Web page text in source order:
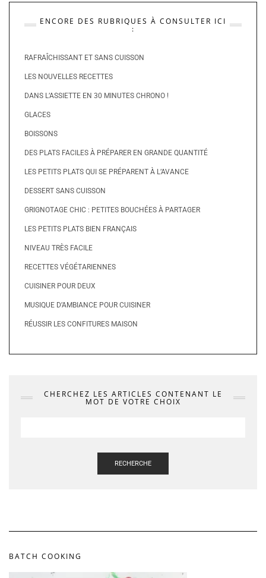
ENCORE DES RUBRIQUES À CONSULTER ICI
:
RAFRAÎCHISSANT ET SANS CUISSON
LES NOUVELLES RECETTES
DANS L’ASSIETTE EN 30 MINUTES CHRONO !
GLACES
BOISSONS
DES PLATS FACILES À PRÉPARER EN GRANDE QUANTITÉ
LES PETITS PLATS QUI SE PRÉPARENT À L’AVANCE
DESSERT SANS CUISSON
GRIGNOTAGE CHIC : PETITES BOUCHÉES À PARTAGER
LES PETITS PLATS BIEN FRANÇAIS
NIVEAU TRÈS FACILE
RECETTES VÉGÉTARIENNES
CUISINER POUR DEUX
MUSIQUE D’AMBIANCE POUR CUISINER
RÉUSSIR LES CONFITURES MAISON
CHERCHEZ LES ARTICLES CONTENANT LE
MOT DE VOTRE CHOIX
RECHERCHE
BATCH COOKING